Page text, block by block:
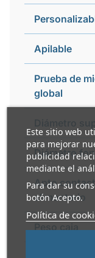
Este sitio web
para mejorar
publicidad
mediante el
Para dar su
botón Acepto.
Política de
Apilable
Prueba de
global
Diámetro
Apto
alimentario
Peso caja